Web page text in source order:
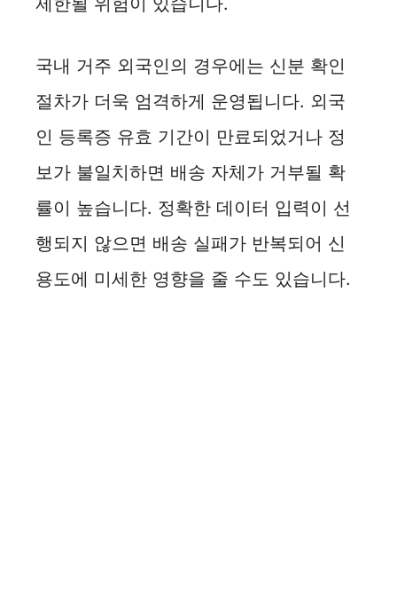
국내 거주 외국인의 경우에는 신분 확인
절차가 더욱 엄격하게 운영됩니다. 외국
인 등록증 유효 기간이 만료되었거나 정
보가 불일치하면 배송 자체가 거부될 확
률이 높습니다. 정확한 데이터 입력이 선
행되지 않으면 배송 실패가 반복되어 신
용도에 미세한 영향을 줄 수도 있습니다.